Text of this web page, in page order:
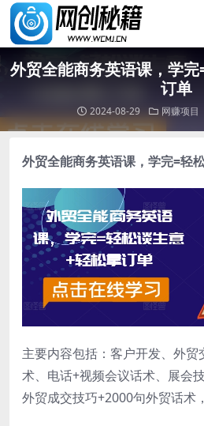
外贸全能商务英语课，学
订单
2024-08-29 网赚项目
外贸全能商务英语课 ，学完=轻
主要内容包括：客户开发、外
术、电话+视频会议话术、展会
外贸成交技巧+2000句外贸话术